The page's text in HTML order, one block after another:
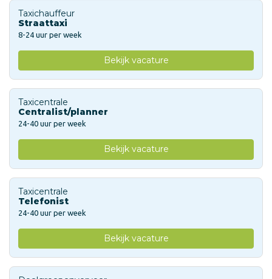
Taxichauffeur
Straattaxi
8-24 uur per week
Bekijk vacature
Taxicentrale
Centralist/planner
24-40 uur per week
Bekijk vacature
Taxicentrale
Telefonist
24-40 uur per week
Bekijk vacature